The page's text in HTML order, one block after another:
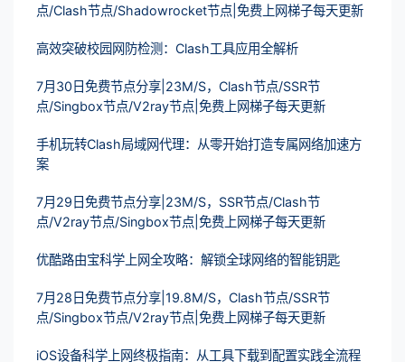
点/Clash节点/Shadowrocket节点|免费上网梯子每天更新
高效突破校园网防检测：Clash工具应用全解析
7月30日免费节点分享|23M/S，Clash节点/SSR节
点/Singbox节点/V2ray节点|免费上网梯子每天更新
手机玩转Clash局域网代理：从零开始打造专属网络加速方
案
7月29日免费节点分享|23M/S，SSR节点/Clash节
点/V2ray节点/Singbox节点|免费上网梯子每天更新
优酷路由宝科学上网全攻略：解锁全球网络的智能钥匙
7月28日免费节点分享|19.8M/S，Clash节点/SSR节
点/Singbox节点/V2ray节点|免费上网梯子每天更新
iOS设备科学上网终极指南：从工具下载到配置实践全流程